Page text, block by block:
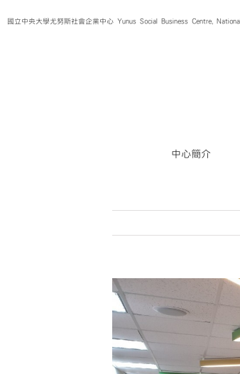
to國立中央大學尤努斯社會企業中心 Yunus Social Business Centre,
中心簡介
View
Larger